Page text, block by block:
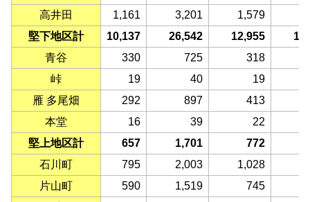
高井田
1,161 3,201 1,579
堅下地区計
10,137 26,542 12,955
青谷
330 725 318
峠
19 40
19
雁 多尾畑
292 897 413
本堂
16 39
22
堅上地区計
657 1,701 772
石川町
795 2,003 1,028
片山町
590 1,519 745